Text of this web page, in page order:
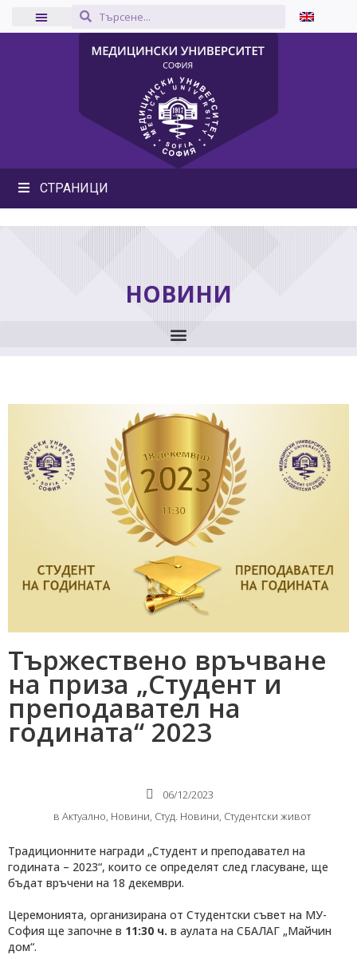
СТРАНИЦИ
НОВИНИ
Тържествено връчване
на приза „Студент и
преподавател на
годината“ 2023
06/12/2023
в Актуално, Новини, Студ. Новини, Студентски живот
Традиционните награди „Студент и преподавател на
годината – 2023“, които се определят след гласуване, ще
бъдат връчени на 18 декември.
Церемонията, организирана от Студентски съвет на МУ-
София ще започне в 11:30 ч. в аулата на СБАЛАГ „Майчин
дом“.